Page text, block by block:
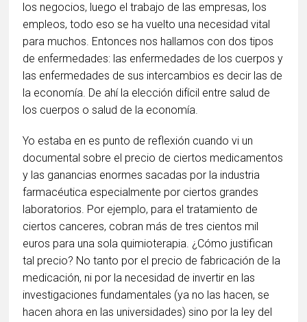
los negocios, luego el trabajo de las empresas, los
empleos, todo eso se ha vuelto una necesidad vital
para muchos. Entonces nos hallamos con dos tipos
de enfermedades: las enfermedades de los cuerpos y
las enfermedades de sus intercambios es decir las de
la economía. De ahí la elección difícil entre salud de
los cuerpos o salud de la economía.
Yo estaba en es punto de reflexión cuando vi un
documental sobre el precio de ciertos medicamentos
y las ganancias enormes sacadas por la industria
farmacéutica especialmente por ciertos grandes
laboratorios. Por ejemplo, para el tratamiento de
ciertos canceres, cobran más de tres cientos mil
euros para una sola quimioterapia. ¿Cómo justifican
tal precio? No tanto por el precio de fabricación de la
medicación, ni por la necesidad de invertir en las
investigaciones fundamentales (ya no las hacen, se
hacen ahora en las universidades) sino por la ley del